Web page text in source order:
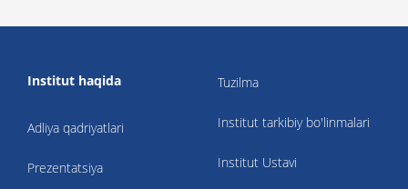
Institut haqida
Adliya qadriyatlari
Prezentatsiya
Tuzilma
Institut tarkibiy bo'linmalari
Institut Ustavi